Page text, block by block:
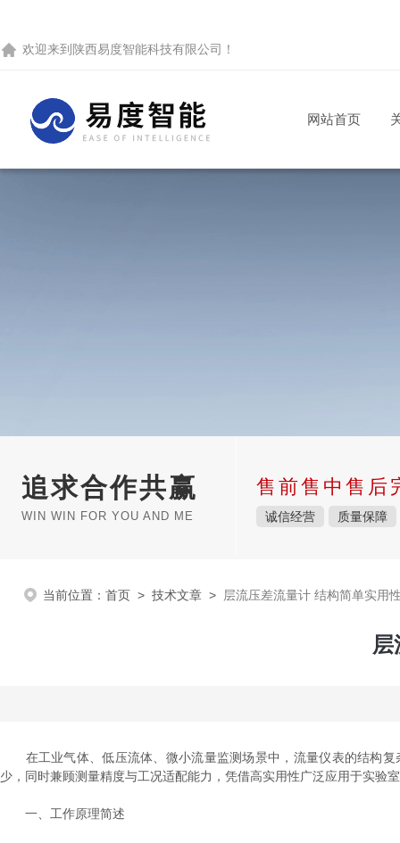
欢迎来到 陕西易度智能科技有限公司 ！
网站首页
追求合作共赢
WIN WIN FOR YOU AND ME
售前售中售后
诚信经营 质量保障
当前位置： 首页 > 技术文章 > 层流压差流量计 结构简单实用
层
在工业气体、低压流体、微小流量监测场景中，流量仪表的结构复
少，同时兼顾测量精度与工况适配能力，凭借高实用性广泛应用于实验
一、工作原理简述